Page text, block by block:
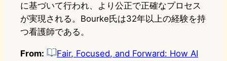
に基づいて行われ、より公正で正確なプロセス
が実現される。Bourke氏は32年以上の経験を持
つ看護師である。
From:
Fair, Focused, and Forward: How AI